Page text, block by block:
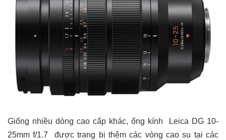
Giống nhiều dòng cao cấp khác, ống kính Leica DG 10-
25mm f/1.7 được trang bị thêm các vòng cao su tại các